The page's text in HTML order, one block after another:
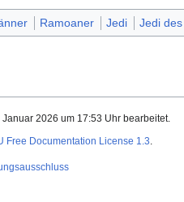
Ramoaner Jedi Jedi
2026 um 17:53 Uhr bearbeitet.
Free Documentation License 1.3.